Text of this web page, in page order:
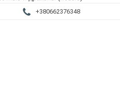
+380662376348